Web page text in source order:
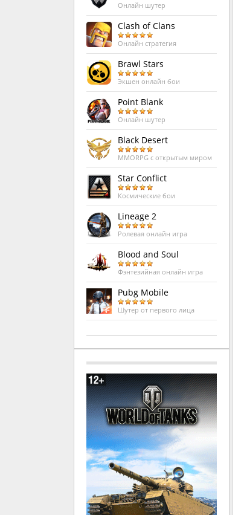
Онлайн шутер
Clash of Clans
Онлайн стратегия
Brawl Stars
Экшен онлайн бои
Point Blank
Онлайн шутер
Black Desert
MMORPG с открытым миром
Star Conflict
Космические бои
Lineage 2
Ролевая онлайн игра
Blood and Soul
Фэнтезийная онлайн игра
Pubg Mobile
Шутер от первого лица